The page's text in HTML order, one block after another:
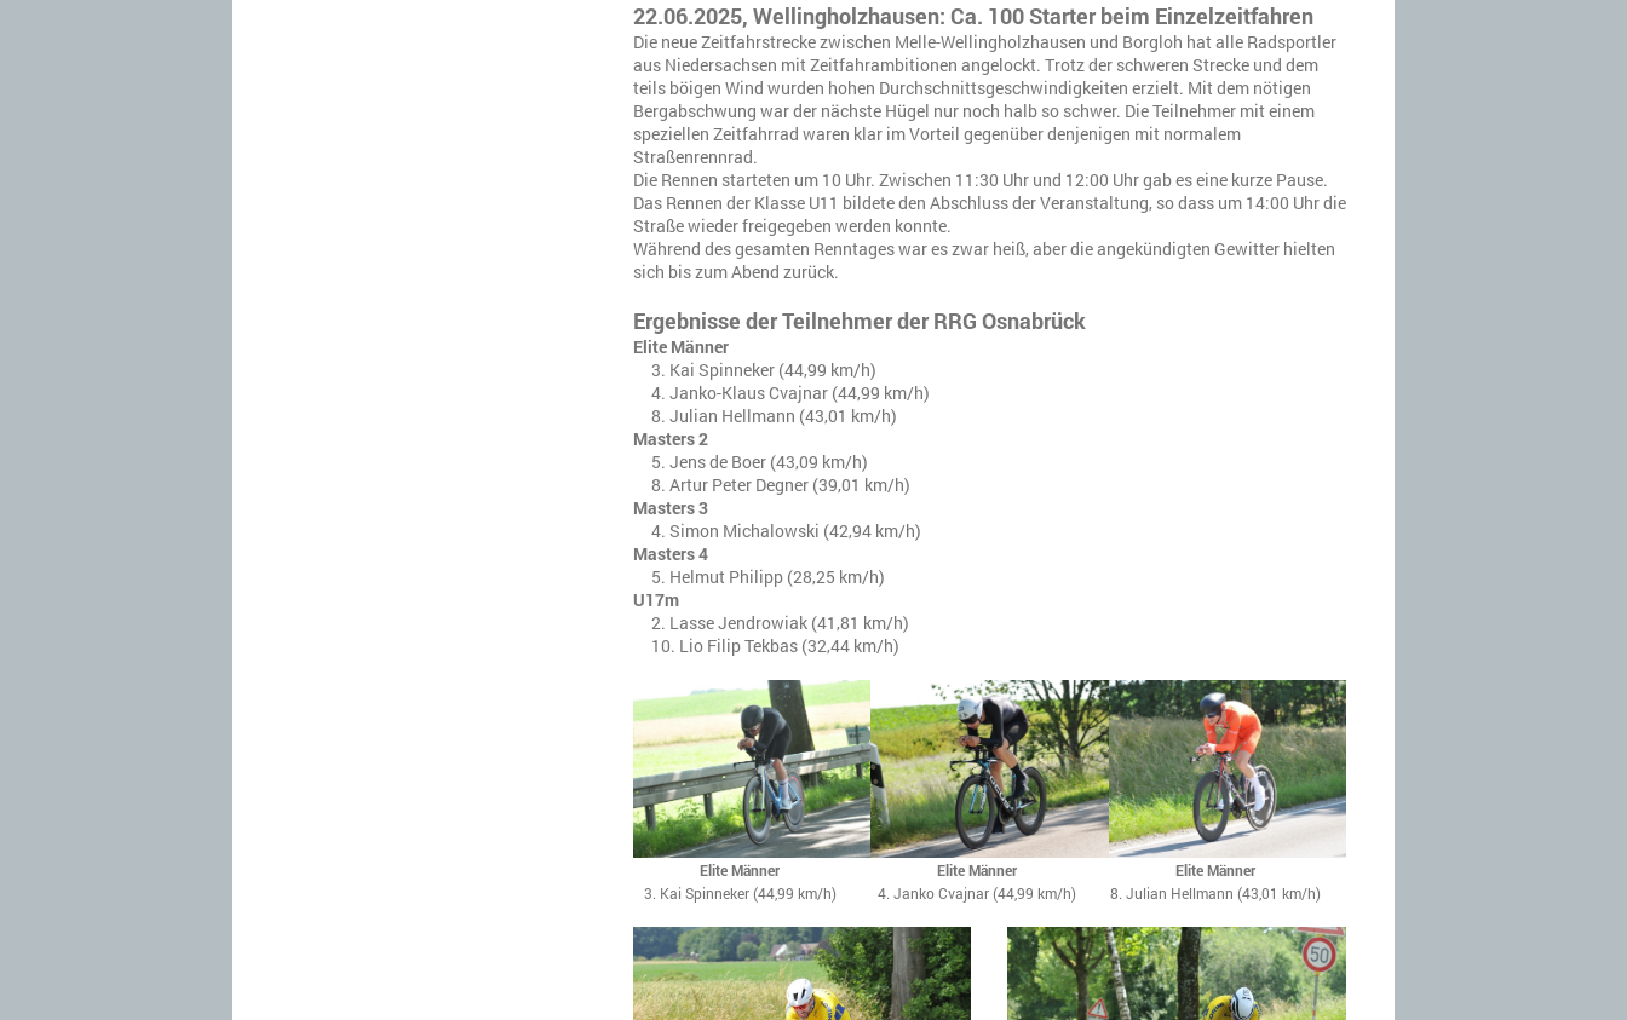
22.06.2025, Wellingholzhausen: Ca. 100 Starter beim Einzelzeitfahren
Die neue Zeitfahrstrecke zwischen Melle-Wellingholzhausen und Borgloh hat alle Radsportler
aus Niedersachsen mit Zeitfahrambitionen angelockt. Trotz der schweren Strecke und dem
teils böigen Wind wurden hohen Durchschnittsgeschwindigkeiten erzielt. Mit dem nötigen
Bergabschwung war der nächste Hügel nur noch halb so schwer. Die Teilnehmer mit einem
speziellen Zeitfahrrad waren klar im Vorteil gegenüber denjenigen mit normalem
Straßenrennrad.
Die Rennen starteten um 10 Uhr. Zwischen 11:30 Uhr und 12:00 Uhr gab es eine kurze Pause.
Das Rennen der Klasse U11 bildete den Abschluss der Veranstaltung, so dass um 14:00 Uhr die
Straße wieder freigegeben werden konnte.
Während des gesamten Renntages war es zwar heiß, aber die angekündigten Gewitter hielten
sich bis zum Abend zurück.
Ergebnisse der Teilnehmer der RRG Osnabrück
Elite Männer
3. Kai Spinneker (44,99 km/h)
4. Janko-Klaus Cvajnar (44,99 km/h)
8. Julian Hellmann (43,01 km/h)
Masters 2
5. Jens de Boer (43,09 km/h)
8. Artur Peter Degner (39,01 km/h)
Masters 3
4. Simon Michalowski (42,94 km/h)
Masters 4
5. Helmut Philipp (28,25 km/h)
U17m
2. Lasse Jendrowiak (41,81 km/h)
10. Lio Filip Tekbas (32,44 km/h)
Elite Männer
3. Kai Spinneker (44,99 km/h)
Elite Männer
4. Janko Cvajnar (44,99 km/h)
Elite Männer
8. Julian Hellmann (43,01 km/h)